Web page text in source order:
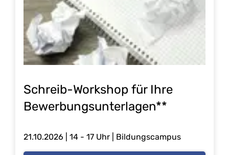
Schreib-Workshop für Ihre
Bewerbungsunterlagen**
21.10.2026 | 14 - 17 Uhr | Bildungscampus